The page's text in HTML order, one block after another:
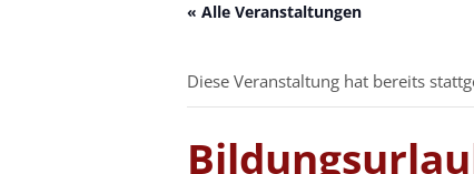
« Alle Veranstaltungen
Diese Veranstaltung hat bereits